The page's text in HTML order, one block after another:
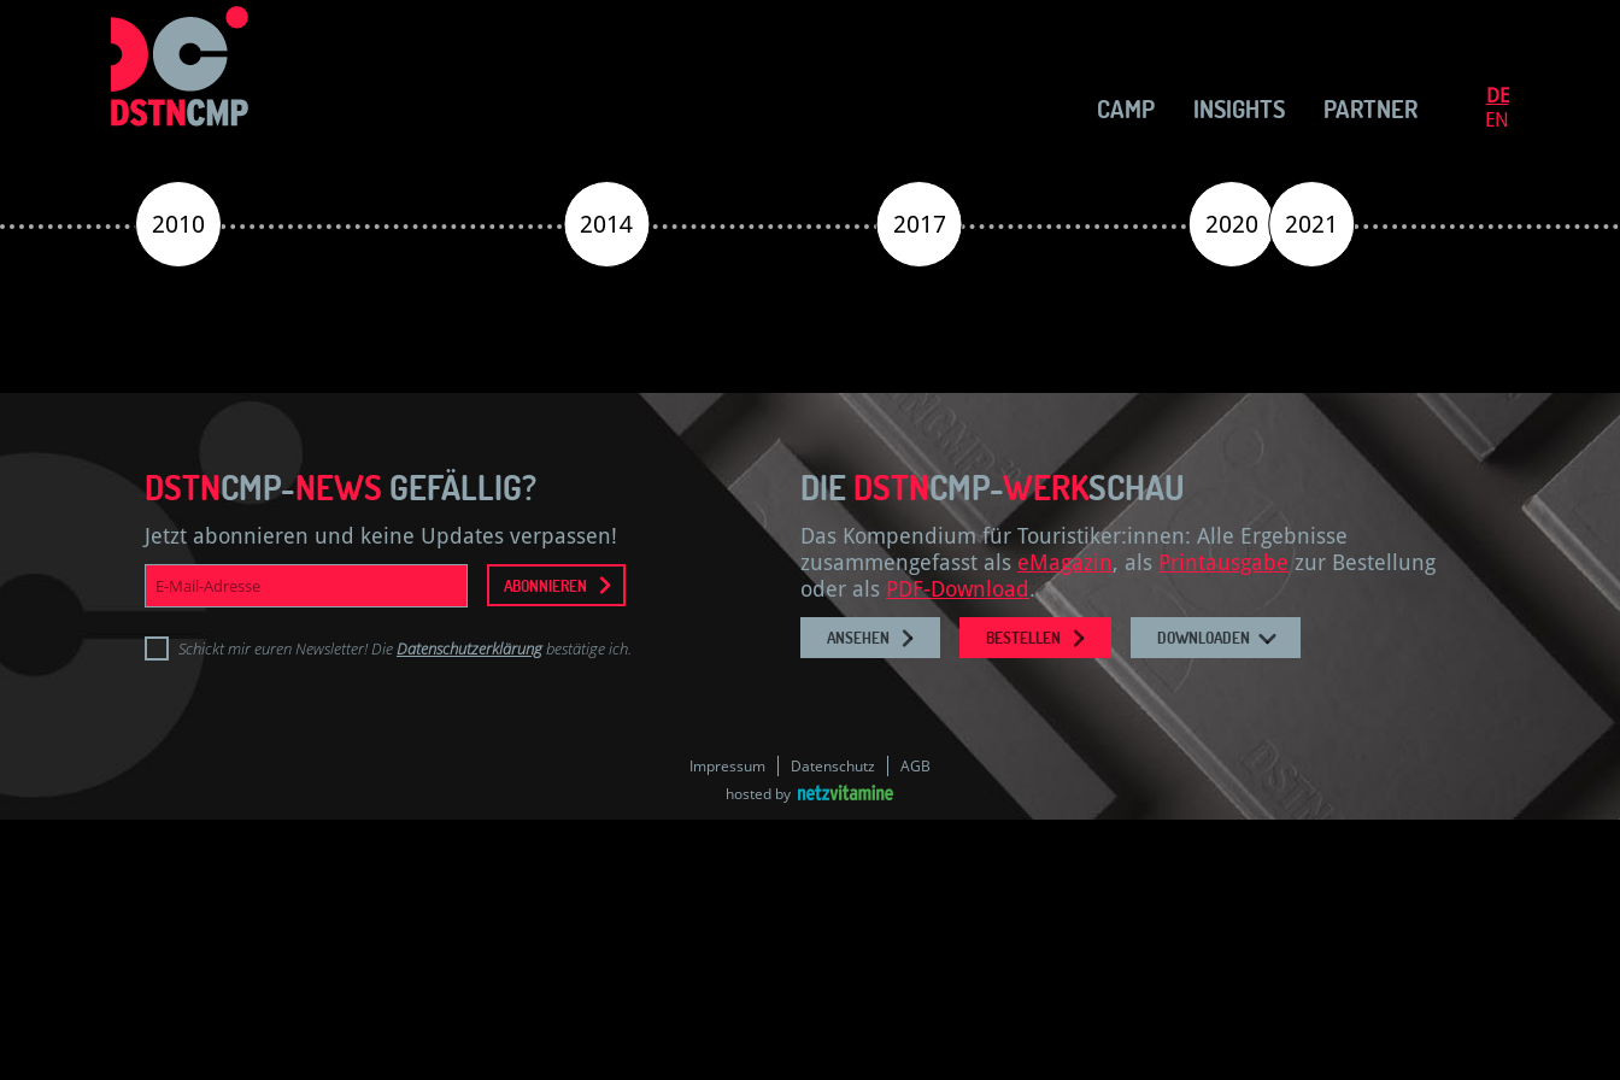
CAMP INSIGHTS PARTNER
DE
EN
2010 2014 2017 2020 2021
DSTNCMP-NEWS GEFÄLLIG?
Jetzt abonnieren und keine Updates verpassen!
Mail-
ABONNIEREN
Schickt mir euren Newsletter! DieDatenschutzerklärungbestätige ich.
DIEDSTNCMP-WERKSCHAU
Das Kompendium für Touristiker:innen: Alle Ergebnisse
zusammengefasst als eMagazin, als Printausgabe zur Bestellung
oder als PDF-Download.
ANSEHEN BESTELLEN DOWNLOADEN
Impressum Datenschutz
AGB
hosted by